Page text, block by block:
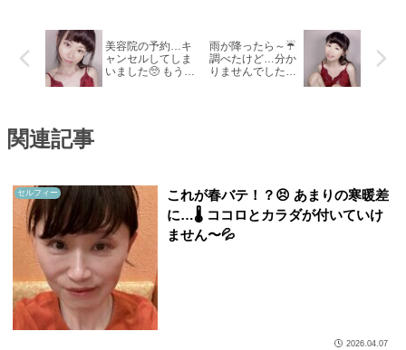
美容院の予約…キ
ャンセルしてしま
いました🥺 もうし
雨が降ったら～☔️
調べたけど…分か
りませんでした🥺
関連記事
セルフィー
これが春バテ！？😣 あまりの寒暖差
に…🌡️ ココロとカラダが付いていけ
ません〜💦
2026.04.07